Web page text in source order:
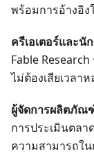
พร้อมการอ้างอิ
ครีเอเตอร์และนั
Fable
ไม่ต้องเสียเวลา
ผู้จัดการผลิตภัณ
การประเมินตลา
ความสามารถใ